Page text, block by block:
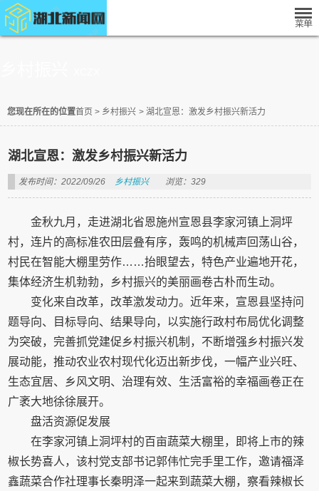
您现在所在的位置首页 > 乡村振兴 > 湖北宣恩：激发乡村振兴新活力
湖北宣恩：激发乡村振兴新活力
发布时间：2022/09/26 乡村振兴 浏览：329
金秋九月，走进湖北省恩施州宣恩县李家河镇上洞坪
村，连片的高标准农田层叠有序，轰鸣的机械声回荡山谷，
村民在智能大棚里劳作……抬眼望去，特色产业遍地开花，
集体经济生机勃勃，乡村振兴的美丽画卷古朴而生动。
变化来自改革，改革激发动力。近年来，宣恩县坚持问
题导向、目标导向、结果导向，以实施行政村布局优化调整
为突破，完善抓党建促乡村振兴机制，不断增强乡村振兴发
展动能，推动农业农村现代化迈出新步伐，一幅产业兴旺、
生态宜居、乡风文明、治理有效、生活富裕的幸福画卷正在
广袤大地徐徐展开。
盘活资源促发展
在李家河镇上洞坪村的百亩蔬菜大棚里，即将上市的辣
椒长势喜人，该村党支部书记郭伟忙完手里工作，邀请福泽
鑫蔬菜合作社理事长秦明泽一起来到蔬菜大棚，察看辣椒长